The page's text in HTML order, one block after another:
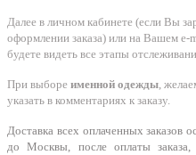
Далее в личном кабинете (если Вы
оформлении заказа) или на Вашем e-
будете видеть все этапы
При выборе именной одежды,
указать в комментариях к заказу.
Доставка всех оплаченных заказов
до Москвы, после оплаты